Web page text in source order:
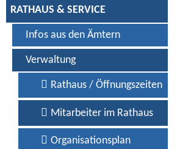
RATHAUS & SERVICE
Infos aus den Ämtern
Verwaltung
Rathaus / Öffnungszeiten
Mitarbeiter im Rathaus
Organisationsplan